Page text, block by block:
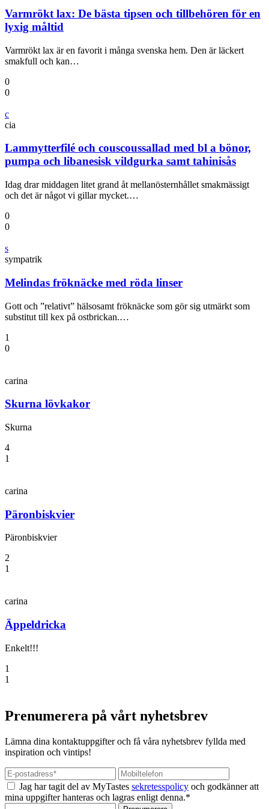
Varmrökt lax: De bästa tipsen och tillbehören för en
lyxig måltid
Varmrökt lax är en favorit i många svenska hem. Den är läckert
smakfull och kan…
0
0
c
cia
Lammytterfilé och couscoussallad med bl a bönor,
pumpa och libanesisk vildgurka samt tahinisås
Idag drar middagen litet grand åt mellanösternhållet smakmässigt
och det är något vi gillar mycket.…
0
0
s
sympatrik
Melindas fröknäcke med röda linser
Gott och ”relativt” hälsosamt fröknäcke som gör sig utmärkt som
substitut till kex på ostbrickan.…
1
0
carina
Skurna lövkakor
Skurna
4
1
carina
Päronbiskvier
Päronbiskvier
2
1
carina
Äppeldricka
Enkelt!!!
1
1
Prenumerera på vårt nyhetsbrev
Lämna dina kontaktuppgifter och få våra nyhetsbrev fyllda med
inspiration och vintips!
Jag har tagit del av MyTastes sekretesspolicy och godkänner att
mina uppgifter hanteras och lagras enligt denna.*